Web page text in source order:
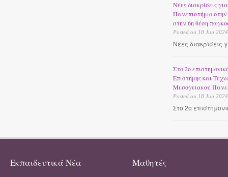
Νέες διακρίσεις
Πανεπιστήμιο
στην 6η θέση
Posted on 18 Jun 2024
Νέες διακρίσεις
Στο 2ο
Επιστήμης και
Μεσογειακού
Posted on 18 Jun 2024
Στο 2ο
Εκπαιδευτικά Νέα Μαθητές